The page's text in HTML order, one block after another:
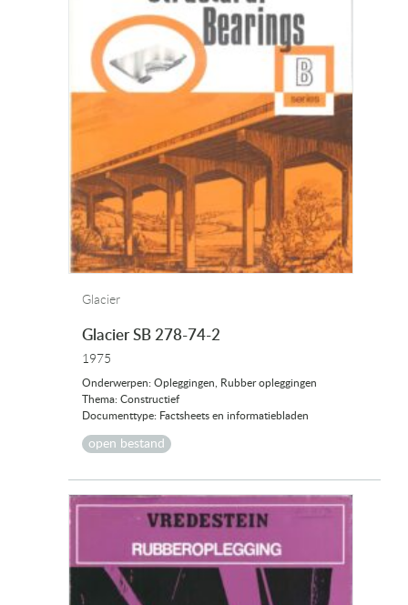
Glacier
Glacier SB 278-74-2
1975
Onderwerpen: Opleggingen, Rubber opleggingen
Thema: Constructief
Documenttype: Factsheets en informatiebladen
open bestand